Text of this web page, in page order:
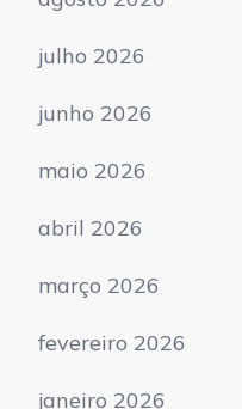
julho 2026
junho 2026
maio 2026
abril 2026
março 2026
fevereiro 2026
janeiro 2026